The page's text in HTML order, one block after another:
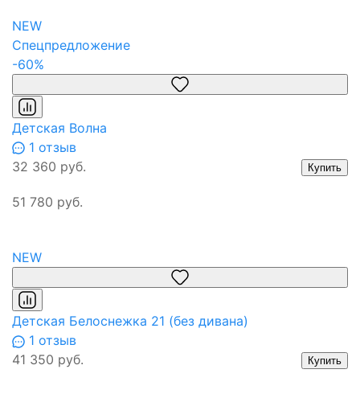
NEW
Спецпредложение
-60%
Детская Волна
1 отзыв
32 360 руб.
51 780 руб.
Купить
NEW
Детская Белоснежка 21 (без дивана)
1 отзыв
41 350 руб.
Купить